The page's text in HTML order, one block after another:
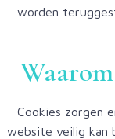
worden
Cookies zorgen
website veilig kan